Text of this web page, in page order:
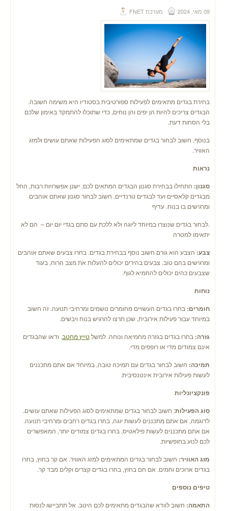
09 מאי, 2024 מערכת FNET
בחירת בגדים מתאימים לפעילות ספורטיבית בסטודיו היא משימה חשובה.
הבגדים צריכים להיות הן יפים והן נוחים, כדי שתוכלו להתמקד באימון שלכם
בלי הסחות דעת.
בנוסף, חשוב לבחור בגדים שמתאימים לסוג הפעילות שאתם עושים ולמזג
האוויר.
נראות
סגנון: התחילו בבחירת סגנון הבגדים המתאים לכם. ישנן אפשרויות רבות, החל
מבגדים קלאסיים ועד לבגדים טרנדיים. חשוב לבחור סגנון שאתם אוהבים
ומרגישים בו בנוח. עדיף
.לבחור בגדים שנוצרו במיוחד ליוגה ולא ללכת עם סתם בגדי יום יום – הם לא
יתאימו למטרה
צבע: הצבע הוא גורם חשוב נוסף בבחירת בגדים. בחרו צבעים שאתם אוהבים
ומרגישים בהם טוב. צבעים בהירים יכולים להעלות את מצב הרוח, בעוד
שצבעים כהים יכולים להחמיא לגוף.
נוחות
חומרים: בחרו בגדים העשויים מחומרים נושמים ומרחיבי תנועה. זה חשוב
במיוחד עבור פעילות אירובית, שכן תרצו להרגיש בנוח ויבשים.
גזרה: בחרו בגדים בגזרה מחמיאה ונוחה. למשלטייץ מחטב. ודאו שהבגדים
אינם צמודים מדי או רופפים מדי.
תמיכה: חשוב לבחור בגדים עם תמיכה טובה, במיוחד אם אתם מתכננים
לעשות פעילות אירובית אינטנסיבית.
פונקציונליות
סוג הפעילות: חשוב לבחור בגדים שמתאימים לסוג הפעילות שאתם עושים.
לדוגמה, אם אתם מתכננים לעשות יוגה, בחרו בגדים רחבים ומרחיבי תנועה.
אם אתם מתכננים לעשות פילאטיס, בחרו בגדים צמודים יותר, המאפשרים
לכם לנוע בחופשיות.
מזג האוויר: חשוב לבחור בגדים המתאימים למזג האוויר. אם קר בחוץ, בחרו
בגדים ארוכים וחמים. אם חם בחוץ, בחרו בגדים קצרים וקלים מבד קר.
טיפים נוספים
התאמה: חשוב לוודא שהבגדים מתאימים לכם היטב. אל תתביישו לנסות